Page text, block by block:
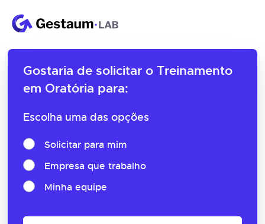
Gostaria de solicitar o Treinamento
em Oratória para:
Escolha uma das opções
Solicitar para mim
Empresa que trabalho
Minha equipe